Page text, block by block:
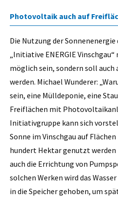
Photovoltaik auch auf
Die Nutzung der
„Initiative ENERGIE
möglich sein, sondern soll
werden. Michael Wunderer:
sein, eine Mülldeponie, eine
Freiflächen mit
Initiativgruppe kann sich
Sonne im Vinschgau auf
hundert Hektar genutzt werden
auch die Errichtung von
solchen Werken wird das
in die Speicher gehoben, um